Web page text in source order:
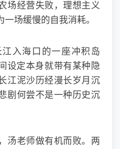
场经营失败，理想主义
场缓慢的自我消耗。
入海口的一座冲积岛
定本身就带有某种隐
江泥沙历经漫长岁月沉
剧何尝不是一种历史沉
汤老师做有机而败。两